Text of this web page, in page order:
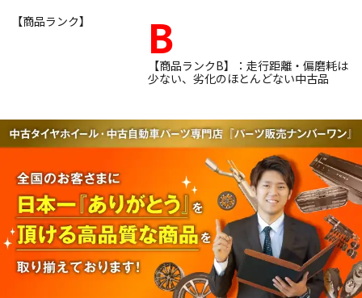
【商品ランク】
B
【商品ランクB】：走行距離・偏磨耗は
少ない、劣化のほとんどない中古品